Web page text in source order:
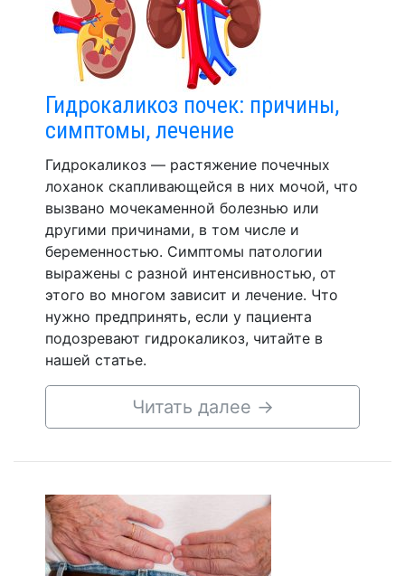
Гидрокаликоз почек: причины,
симптомы, лечение
Гидрокаликоз — растяжение почечных
лоханок скапливающейся в них мочой, что
вызвано мочекаменной болезнью или
другими причинами, в том числе и
беременностью. Симптомы патологии
выражены с разной интенсивностью, от
этого во многом зависит и лечение. Что
нужно предпринять, если у пациента
подозревают гидрокаликоз, читайте в
нашей статье.
Читать далее →